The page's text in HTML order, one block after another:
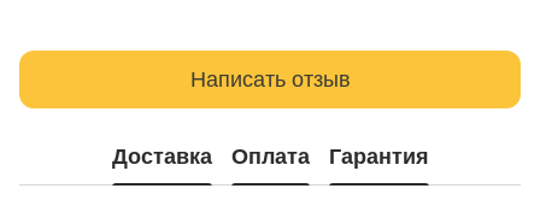
Написать отзыв
Доставка Оплата Гарантия